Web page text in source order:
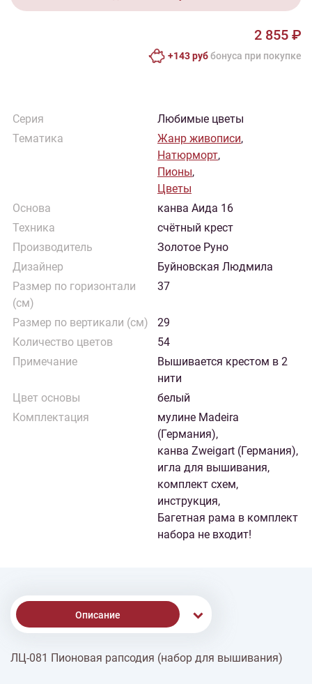
2 855 ₽
+143 руббонусa при покупке
Серия
Любимые цветы
Тематика
Жанр живописи,
Натюрморт,
Пионы,
Цветы
Основа
канва Аида 16
Техника
счётный крест
Производитель
Золотое Руно
Дизайнер
Буйновская Людмила
Размер по горизонтали
(см)
37
Размер по вертикали (см)
29
Количество цветов
54
Примечание
Вышивается крестом в 2
нити
Цвет основы
белый
Комплектация
мулине Madeira
(Германия),
канва Zweigart (Германия),
игла для вышивания,
комплект схем,
инструкция,
Багетная рама в комплект
набора не входит!
Описание
% Скидки
ЛЦ-081 Пионовая рапсодия (набор для вышивания)